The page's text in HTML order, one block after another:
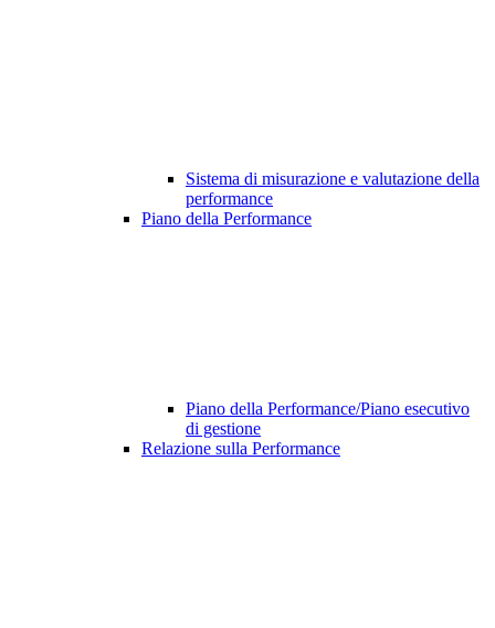
Sistema di misurazione e valutazione della
performance
Piano della Performance
Piano della Performance/Piano esecutivo
di gestione
Relazione sulla Performance